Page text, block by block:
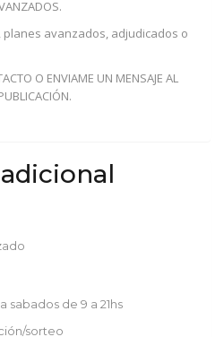
avanzados, adjudicados o
O ENVIAME UN MENSAJE AL
sabados de 9 a 21hs
sorteo